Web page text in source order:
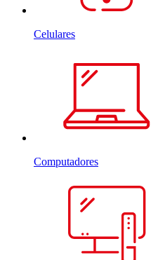
Celulares
Computadores